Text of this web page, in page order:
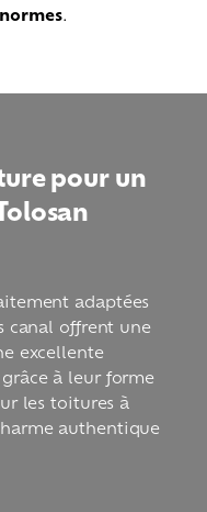
.
pour un
adaptées
canal offrent une
excellente
à leur forme
les toitures à
authentique